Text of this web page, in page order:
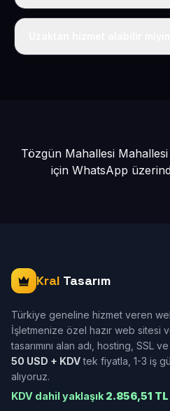
Tek fiyat: yılda 50 USD +
Tözgün Mahallesi
için WhatsApp
Kral Tasarım
Türkiye geneline hizmet veren
İşletmenize özel hazır web sitesi
tasarımını alan adı, hosting, SSL
50 USD + KDVtek fiyatla, 1-3 iş
alıyoruz.
KDV dahil yaklaşık 2.856,51 TL